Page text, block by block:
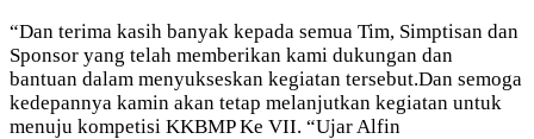
“Dan terima kasih banyak kepada semua Tim, Simptisan dan
Sponsor yang telah memberikan kami dukungan dan
bantuan dalam menyukseskan kegiatan tersebut.Dan semoga
kedepannya kamin akan tetap melanjutkan kegiatan untuk
menuju kompetisi KKBMP Ke VII. “Ujar Alfin